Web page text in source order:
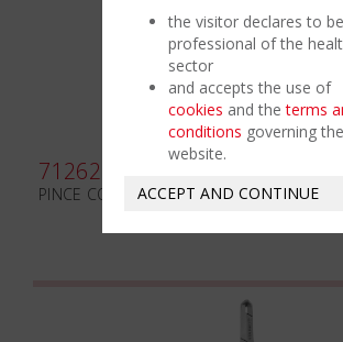
712621
PINCE COUPANTE N.85 TC 15°
the visitor declares to
professional of the
sector
and accepts the use of
cookies and theterms
conditions governing the
website.
ACCEPT AND CONTINUE